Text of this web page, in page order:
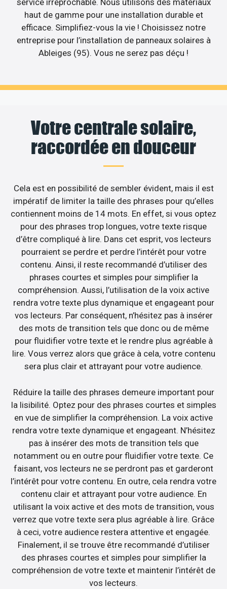
haut de gamme pour une installation durable et
efficace. Simplifiez-vous la vie ! Choisissez notre
entreprise pour l’installation de panneaux solaires à
Ableiges (95). Vous ne serez pas déçu !
Votre centrale solaire,
raccordée en douceur
Cela est en possibilité de sembler évident, mais il est
impératif de limiter la taille des phrases pour qu’elles
contiennent moins de 14 mots. En effet, si vous optez
pour des phrases trop longues, votre texte risque
d’être compliqué à lire. Dans cet esprit, vos lecteurs
pourraient se perdre et perdre l’intérêt pour votre
contenu. Ainsi, il reste recommandé d’utiliser des
phrases courtes et simples pour simplifier la
compréhension. Aussi, l’utilisation de la voix active
rendra votre texte plus dynamique et engageant pour
vos lecteurs. Par conséquent, n’hésitez pas à insérer
des mots de transition tels que donc ou de même
pour fluidifier votre texte et le rendre plus agréable à
lire. Vous verrez alors que grâce à cela, votre contenu
sera plus clair et attrayant pour votre audience.
Réduire la taille des phrases demeure important pour
la lisibilité. Optez pour des phrases courtes et simples
en vue de simplifier la compréhension. La voix active
rendra votre texte dynamique et engageant. N’hésitez
pas à insérer des mots de transition tels que
notamment ou en outre pour fluidifier votre texte. Ce
faisant, vos lecteurs ne se perdront pas et garderont
l’intérêt pour votre contenu. En outre, cela rendra votre
contenu clair et attrayant pour votre audience. En
utilisant la voix active et des mots de transition, vous
verrez que votre texte sera plus agréable à lire. Grâce
à ceci, votre audience restera attentive et engagée.
Finalement, il se trouve être recommandé d’utiliser
des phrases courtes et simples pour simplifier la
compréhension de votre texte et maintenir l’intérêt de
vos lecteurs.